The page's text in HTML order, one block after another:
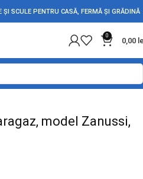
SCULE PENTRU CASĂ, FERMĂ ȘI GRĂDINĂ
0
0,00
aragaz
model Zanussi,